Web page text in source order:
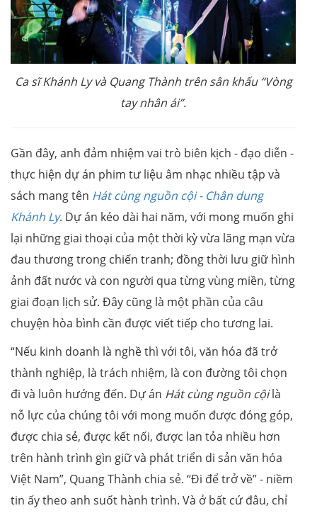
Ca sĩ Khánh Ly và Quang Thành trên sân khấu “Vòng
tay nhân ái”.
Gần đây, anh đảm nhiệm vai trò biên kịch - đạo diễn -
thực hiện dự án phim tư liệu âm nhạc nhiều tập và
sách mang tên Hát cùng nguồn cội - Chân dung
Khánh Ly. Dự án kéo dài hai năm, với mong muốn ghi
lại những giai thoại của một thời kỳ vừa lãng mạn vừa
đau thương trong chiến tranh; đồng thời lưu giữ hình
ảnh đất nước và con người qua từng vùng miền, từng
giai đoạn lịch sử. Đây cũng là một phần của câu
chuyện hòa bình cần được viết tiếp cho tương lai.
“Nếu kinh doanh là nghề thì với tôi, văn hóa đã trở
thành nghiệp, là trách nhiệm, là con đường tôi chọn
đi và luôn hướng đến. Dự án Hát cùng nguồn cộilà
nỗ lực của chúng tôi với mong muốn được đóng góp,
được chia sẻ, được kết nối, được lan tỏa nhiều hơn
trên hành trình gìn giữ và phát triển di sản văn hóa
Việt Nam”, Quang Thành chia sẻ. “Đi để trở về” - niềm
tin ấy theo anh suốt hành trình. Và ở bất cứ đâu, chỉ